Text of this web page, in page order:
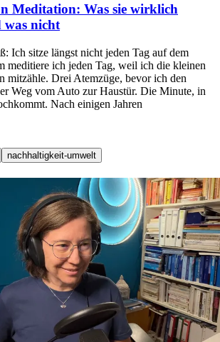
Meditation: Was sie wirklich
was nicht
Ich sitze längst nicht jeden Tag auf dem
meditiere ich jeden Tag, weil ich die kleinen
mitzähle. Drei Atemzüge, bevor ich den
Weg vom Auto zur Haustür. Die Minute, in
Nach einigen Jahren
nachhaltigkeit-umwelt